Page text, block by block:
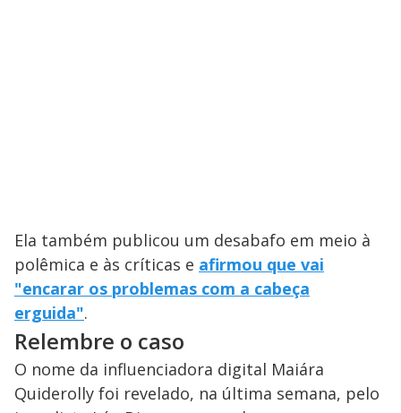
Ela também publicou um desabafo em meio à
polêmica e às críticas e afirmou que vai
"encarar os problemas com a cabeça
erguida".
Relembre o caso
O nome da influenciadora digital Maiára
Quiderolly foi revelado, na última semana, pelo